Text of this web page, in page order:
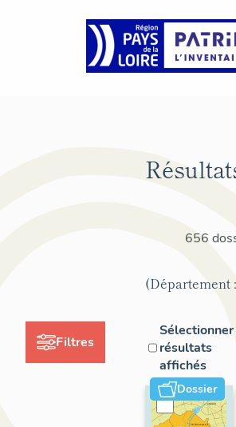
Filtres
656
(Département
résultats
affichés
Dossier